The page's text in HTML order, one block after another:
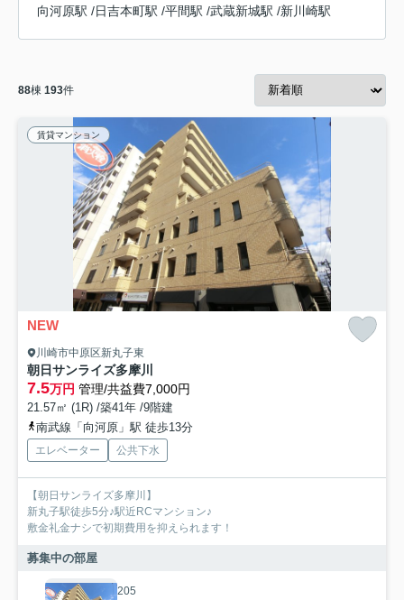
向河原駅 /日吉本町駅 /平間駅 /武蔵新城駅 /新川崎駅
88棟 193件
賃貸マンション
NEW
川崎市中原区新丸子東
朝日サンライズ多摩川
7.5万円 管理/共益費7,000円
21.57㎡ (1R) /築41年 /9階建
南武線「向河原」駅 徒歩13分
エレベーター 公共下水
【朝日サンライズ多摩川】
新丸子駅徒歩5分♪駅近RCマンション♪
敷金礼金ナシで初期費用を抑えられます！
募集中の部屋
205